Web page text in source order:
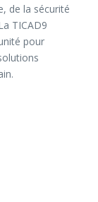
de la sécurité
TICAD9
pour